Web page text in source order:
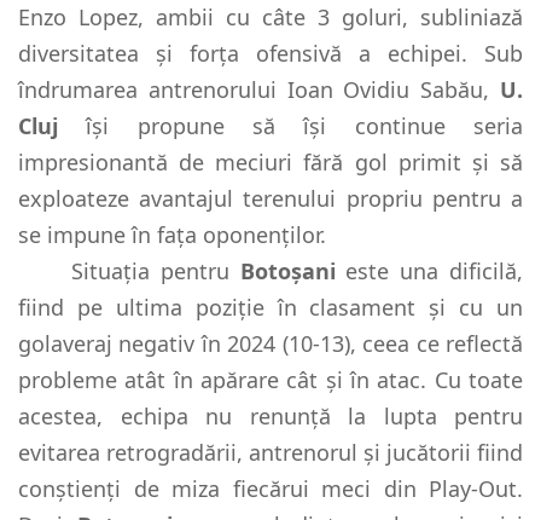
Enzo Lopez, ambii cu câte 3 goluri, subliniază
diversitatea și forța ofensivă a echipei. Sub
îndrumarea antrenorului Ioan Ovidiu Sabău, U.
Cluj își propune să își continue seria
impresionantă de meciuri fără gol primit și să
exploateze avantajul terenului propriu pentru a
se impune în fața oponenților.
Situația pentru Botoșani este una dificilă,
fiind pe ultima poziție în clasament și cu un
golaveraj negativ în 2024 (10-13), ceea ce reflectă
probleme atât în apărare cât și în atac. Cu toate
acestea, echipa nu renunță la lupta pentru
evitarea retrogradării, antrenorul și jucătorii fiind
conștienți de miza fiecărui meci din Play-Out.